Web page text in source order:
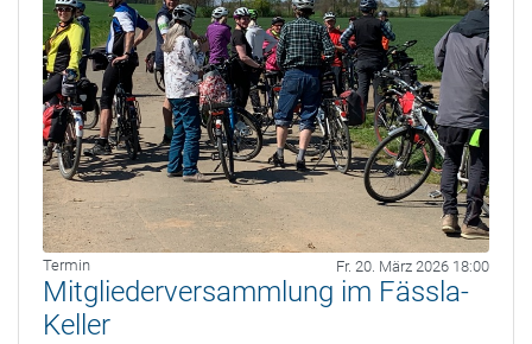
Termin Fr. 20. März 2026 18:00
Mitgliederversammlung im Fässla-
Keller